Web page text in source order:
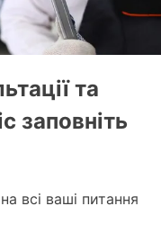
та
заповніть
всі ваші питання